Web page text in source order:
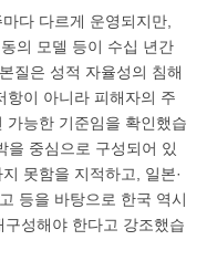
다 다르게 운영되지만,
의 모델 등이 수십 년간
질은 성적 자율성의 침해
항이 아니라 피해자의 주
가능한 기준임을 확인했습
을 중심으로 구성되어 있
못함을 지적하고, 일본·
등을 바탕으로 한국 역시
구성해야 한다고 강조했습